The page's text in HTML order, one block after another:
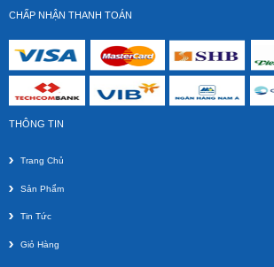
Cột tivi di động AVA1800 ( 55-
CHẤP NHẬN THANH TOÁN
THÔNG TIN
Trang Chủ
Sản Phẩm
Tin Tức
Giỏ Hàng